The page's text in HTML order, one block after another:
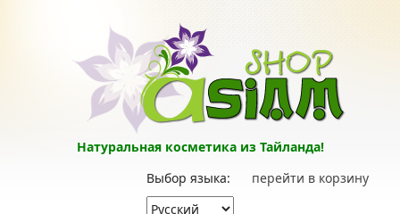
Натуральная косметика из Тайланда!
перейти в корзину
Выбор языка: